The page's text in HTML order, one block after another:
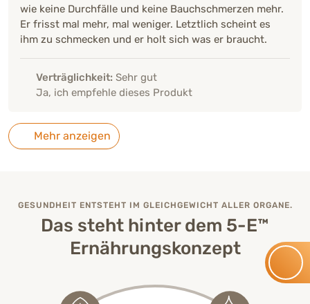
wie keine Durchfälle und keine Bauchschmerzen mehr.
Er frisst mal mehr, mal weniger. Letztlich scheint es
ihm zu schmecken und er holt sich was er braucht.
Verträglichkeit: Sehr gut
Ja, ich empfehle dieses Produkt
Mehr anzeigen
GESUNDHEIT ENTSTEHT IM GLEICHGEWICHT ALLER ORGANE.
Das steht hinter dem 5-E™
Ernährungskonzept